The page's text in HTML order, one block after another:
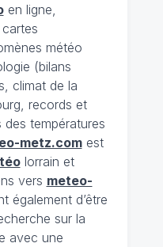
en ligne,
météo
(bilans
climat de la
records et
températures
metz.comest
lorrain et
vers meteo-
également d’être
sur la
avec une